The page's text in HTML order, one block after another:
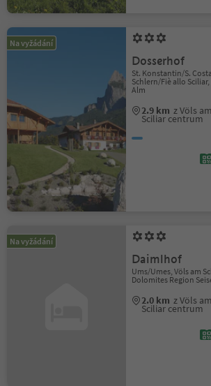
Na vyžádání
Dosserhof
St. Konstantin/S.
Schlern/Fiè allo
Alm
2.9 km z Völs
Sciliar centrum
Na vyžádání
Daimlhof
Ums/Umes, Völs am
Dolomites Region
2.0 km z Völs
Sciliar centrum